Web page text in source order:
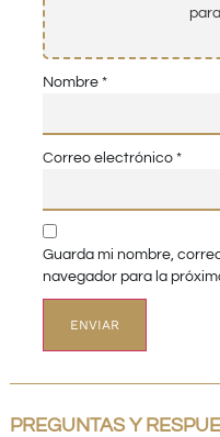
Nombre *
Correo electrónico *
Guarda mi nombre,
navegador para la
PREGUNTAS Y